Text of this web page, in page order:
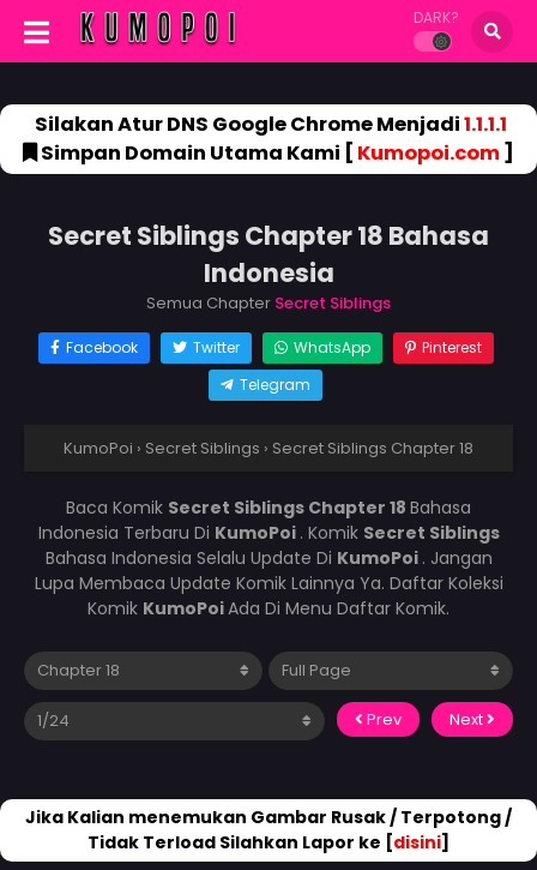
DARK?
Silakan Atur DNS Google Chrome Menjadi1.1.1.1
Simpan Domain Utama Kami [ Kumopoi.com]
Secret Siblings Chapter 18 Bahasa
Indonesia
Semua Chapter Secret Siblings
Facebook Twitter WhatsApp
Pinterest
Telegram
KumoPoi › Secret Siblings › Secret Siblings Chapter 18
Baca Komik Secret Siblings Chapter 18 Bahasa
Indonesia Terbaru Di KumoPoi . Komik Secret Siblings
Bahasa Indonesia Selalu Update Di KumoPoi . Jangan
Lupa Membaca Update Komik Lainnya Ya. Daftar Koleksi
Komik KumoPoiAda Di Menu Daftar Komik.
Prev Next
Jika Kalian menemukan Gambar Rusak / Terpotong /
Tidak Terload Silahkan Lapor ke [disini]